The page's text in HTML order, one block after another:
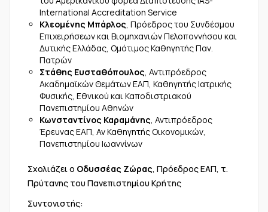
International Accreditation Service
Κλεομένης Μπάρλος, Πρόεδρος του Συνδέσμου
Επιχειρήσεων και Βιομηχανιών Πελοποννήσου και
Δυτικής Ελλάδας, Ομότιμος Καθηγητής Παν.
Πατρών
Στάθης Ευσταθόπουλος, Αντιπρόεδρος
Ακαδημαϊκών Θεμάτων ΕΑΠ, Καθηγητής Ιατρικής
Φυσικής, Εθνικού και Καποδιστριακού
Πανεπιστημίου Αθηνών
Κωνσταντίνος Καραμάνης, Αντιπρόεδρος
Έρευνας ΕΑΠ, Αν Καθηγητής Οικονομικών,
Πανεπιστημίου Ιωαννίνων
Σχολιάζει ο Οδυσσέας Ζώρας, Πρόεδρος ΕΑΠ, τ.
Πρύτανης του Πανεπιστημίου Κρήτης
Συντονιστής: